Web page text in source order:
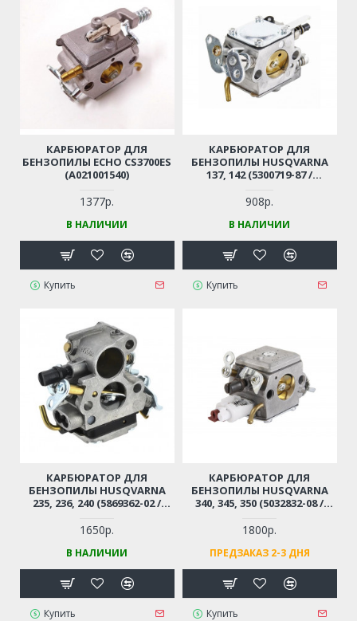
КАРБЮРАТОР ДЛЯ
БЕНЗОПИЛЫ ECHO CS3700ES
(A021001540)
1377р.
В НАЛИЧИИ
Купить
КАРБЮРАТОР ДЛЯ
БЕНЗОПИЛЫ HUSQVARNA
137, 142 (5300719-87 /
908р.
В НАЛИЧИИ
Купить
КАРБЮРАТОР ДЛЯ
БЕНЗОПИЛЫ HUSQVARNA
235, 236, 240 (5869362-02 /
1650р.
В НАЛИЧИИ
Купить
КАРБЮРАТОР ДЛЯ
БЕНЗОПИЛЫ HUSQVARNA
340, 345, 350 (5032832-08 /
1800р.
ПРЕДЗАКАЗ 2-3 ДНЯ
Купить